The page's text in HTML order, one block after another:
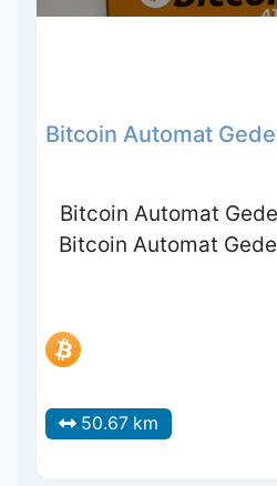
Bitcoin Automat
Bitcoin Automat
Bitcoin Automat
50.67 km